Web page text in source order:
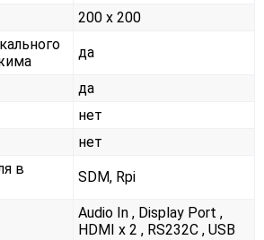
200 x 200
да
да
нет
нет
в
SDM, Rpi
Audio In , Display Port ,
HDMI x 2 , RS232С , USB